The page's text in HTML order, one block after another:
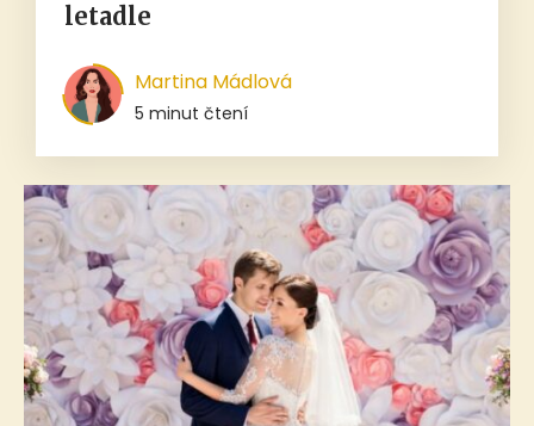
letadle
Martina Mádlová
5 minut čtení